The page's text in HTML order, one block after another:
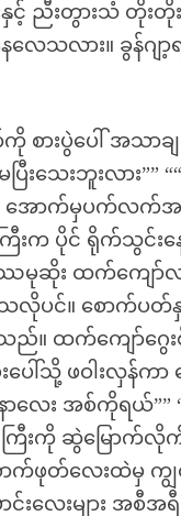
ညီးတွားသံ တိုးတို
ေလေသလား။ ခွန်
စားပွဲပေါ် အသာ
းသေးဘူးလား””
ောက်မှပက်လက်အန
းက ပိုင် ရိုက်သွင်း
မုဆိုး ထက်ကျေ
ပင်။ စောက်ပတ်နှ
။ ထက်ကျော်ဂွေး
ါ်သို့ ဖဝါးလှန်ကာ
လေး အစ်ကိုရယ်””
ြီးကို ဆွဲမြောက်လိုက်
ာက်ဖုတ်လေးထဲမှ
င်းလေးများ အ